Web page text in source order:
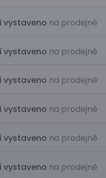
vystaveno na prodejně
vystaveno na prodejně
vystaveno na prodejně
vystaveno na prodejně
vystaveno na prodejně
vystaveno na prodejně